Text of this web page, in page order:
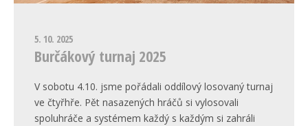
5. 10. 2025
Burčákový turnaj 2025
V sobotu 4.10. jsme pořádali oddílový losovaný turnaj
ve čtyřhře. Pět nasazených hráčů si vylosovali
spoluhráče a systémem každý s každým si zahráli